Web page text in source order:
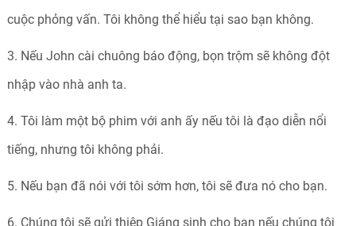
cuộc phỏng vấn. Tôi không thể hiểu tại sao bạn không.
3. Nếu John cài chuông báo động, bọn trộm sẽ không đột
nhập vào nhà anh ta.
4. Tôi làm một bộ phim với anh ấy nếu tôi là đạo diễn nổi
tiếng, nhưng tôi không phải.
5. Nếu bạn đã nói với tôi sớm hơn, tôi sẽ đưa nó cho bạn.
6. Chúng tôi sẽ gửi thiệp Giáng sinh cho bạn nếu chúng tôi